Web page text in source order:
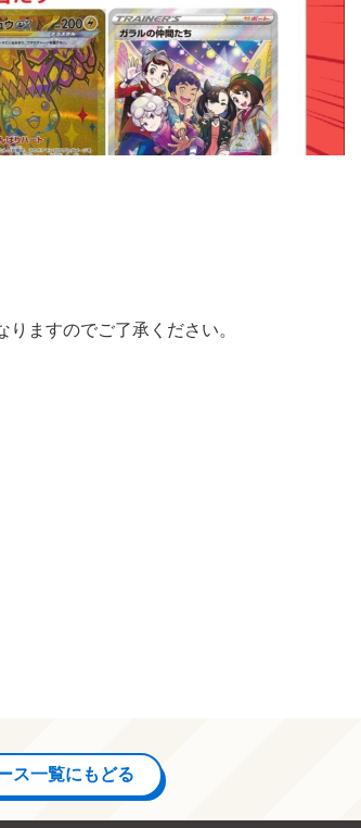
ますのでご了承ください。
ス一覧にもどる